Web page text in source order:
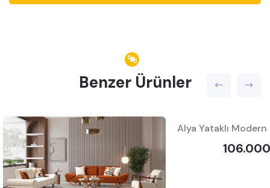
Benzer Ürünler
Alya Yataklı Modern